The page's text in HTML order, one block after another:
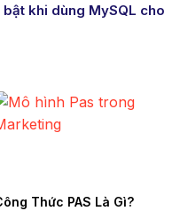
khi dùng MySQL cho
Thức PAS Là Gì?